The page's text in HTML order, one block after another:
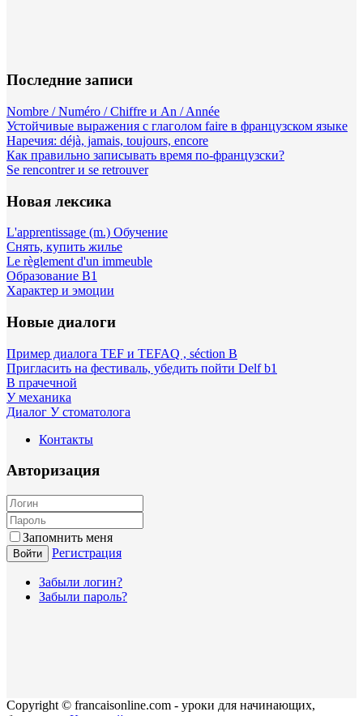
Последние записи
Nombre / Numéro / Chiffre и An / Année
Устойчивые выражения с глаголом faire в французском языке
Наречия: déjà, jamais, toujours, encore
Как правильно записывать время по-французски?
Se rencontrer и se retrouver
Новая лексика
L'apprentissage (m.) Обучение
Снять, купить жилье
Le règlement d'un immeuble
Образование B1
Характер и эмоции
Новые диалоги
Пример диалога TEF и TEFAQ , séction B
Пригласить на фестиваль, убедить пойти Delf b1
В прачечной
У механика
Диалог У стоматолога
Контакты
Авторизация
Запомнить меня
Войти Регистрация
Забыли логин?
Забыли пароль?
Copyright © francaisonline.com - уроки для начинающих,